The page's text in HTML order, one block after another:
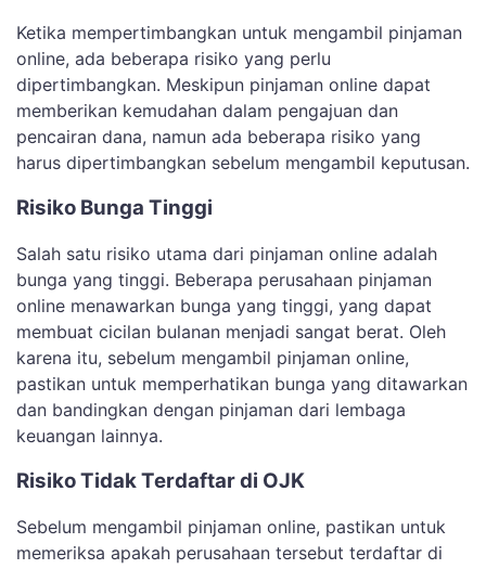
Ketika mempertimbangkan untuk mengambil pinjaman
online, ada beberapa risiko yang perlu
dipertimbangkan. Meskipun pinjaman online dapat
memberikan kemudahan dalam pengajuan dan
pencairan dana, namun ada beberapa risiko yang
harus dipertimbangkan sebelum mengambil keputusan.
Risiko Bunga Tinggi
Salah satu risiko utama dari pinjaman online adalah
bunga yang tinggi. Beberapa perusahaan pinjaman
online menawarkan bunga yang tinggi, yang dapat
membuat cicilan bulanan menjadi sangat berat. Oleh
karena itu, sebelum mengambil pinjaman online,
pastikan untuk memperhatikan bunga yang ditawarkan
dan bandingkan dengan pinjaman dari lembaga
keuangan lainnya.
Risiko Tidak Terdaftar di OJK
Sebelum mengambil pinjaman online, pastikan untuk
memeriksa apakah perusahaan tersebut terdaftar di